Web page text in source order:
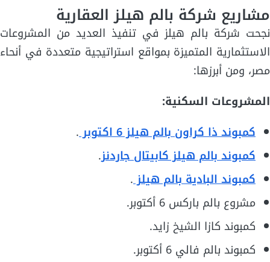
مشاريع شركة بالم هيلز العقارية
نجحت شركة بالم هيلز في تنفيذ العديد من المشروعات
الاستثمارية المتميزة بمواقع استراتيجية متعددة في أنحاء
مصر، ومن أبرزها:
المشروعات السكنية:
كمبوند ذا كراون بالم هيلز 6 اكتوبر
.
كمبوند بالم هيلز كابيتال جاردنز.
كمبوند البادية بالم هيلز.
مشروع بالم باركس 6 أكتوبر.
كمبوند كازا الشيخ زايد.
كمبوند بالم فالي 6 أكتوبر.